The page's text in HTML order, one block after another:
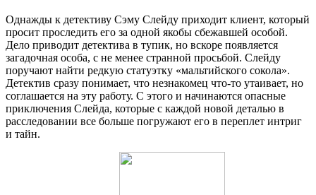
Однажды к детективу Сэму Слейду приходит клиент, который
просит проследить его за одной якобы сбежавшей особой.
Дело приводит детектива в тупик, но вскоре появляется
загадочная особа, с не менее странной просьбой. Слейду
поручают найти редкую статуэтку «мальтийского сокола».
Детектив сразу понимает, что незнакомец что-то утаивает, но
соглашается на эту работу. С этого и начинаются опасные
приключения Слейда, которые с каждой новой деталью в
расследовании все больше погружают его в переплет интриг
и тайн.